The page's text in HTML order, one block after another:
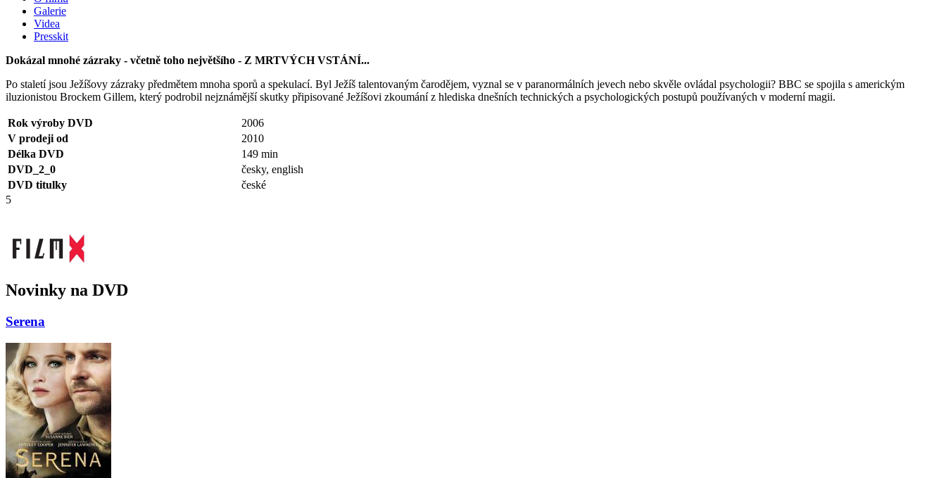
Galerie
Videa
Presskit
Dokázal mnohé zázraky - včetně toho největšího - Z MRTVÝCH VSTÁNÍ...
Po staletí jsou Ježíšovy zázraky předmětem mnoha sporů a spekulací. Byl Ježíš talentovaným čarodějem, vyznal se v paranormálních jevech nebo skvěle ovládal psychologii? BBC se spojila s americkým
iluzionistou Brockem Gillem, který podrobil nejznámější skutky připisované Ježíšovi zkoumání z hlediska dnešních technických a psychologických postupů používaných v moderní magii.
Rok výroby DVD
2006
V prodeji od
2010
Délka DVD
149 min
DVD_2_0
česky, english
DVD titulky
české
5
Novinky na DVD
Serena